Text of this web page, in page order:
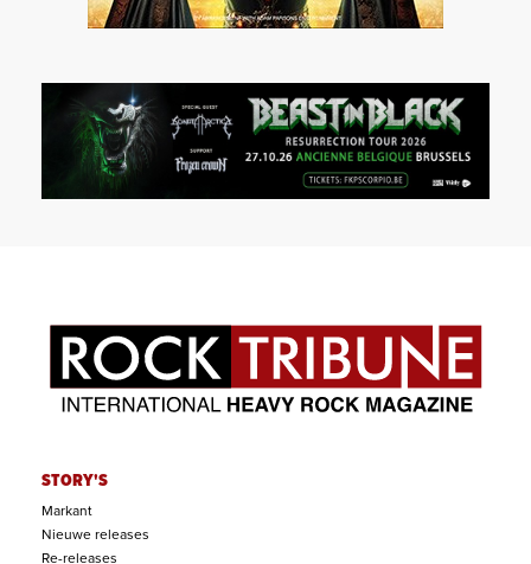
STORY'S
Markant
Nieuwe releases
Re-releases